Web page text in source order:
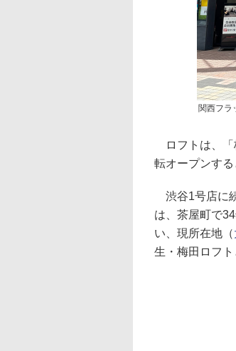
関西フラ
ロフトは、「
転オープンする
渋谷1号店に
は、茶屋町で
い、現所在地（
生・梅田ロフト